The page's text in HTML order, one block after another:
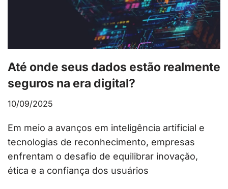
Até onde seus dados estão realmente
seguros na era digital?
10/09/2025
Em meio a avanços em inteligência artificial e
tecnologias de reconhecimento, empresas
enfrentam o desafio de equilibrar inovação,
ética e a confiança dos usuários